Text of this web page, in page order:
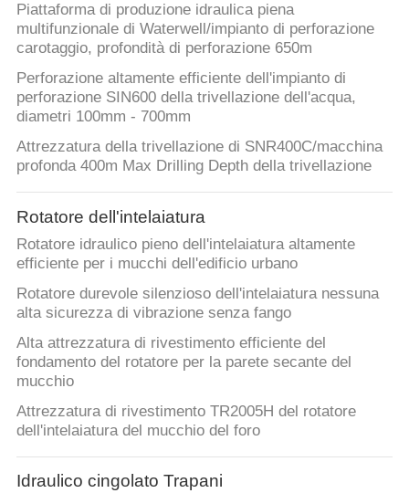
Piattaforma di produzione idraulica piena
multifunzionale di Waterwell/impianto di perforazione
carotaggio, profondità di perforazione 650m
Perforazione altamente efficiente dell'impianto di
perforazione SIN600 della trivellazione dell'acqua,
diametri 100mm - 700mm
Attrezzatura della trivellazione di SNR400C/macchina
profonda 400m Max Drilling Depth della trivellazione
Rotatore dell'intelaiatura
Rotatore idraulico pieno dell'intelaiatura altamente
efficiente per i mucchi dell'edificio urbano
Rotatore durevole silenzioso dell'intelaiatura nessuna
alta sicurezza di vibrazione senza fango
Alta attrezzatura di rivestimento efficiente del
fondamento del rotatore per la parete secante del
mucchio
Attrezzatura di rivestimento TR2005H del rotatore
dell'intelaiatura del mucchio del foro
Idraulico cingolato Trapani